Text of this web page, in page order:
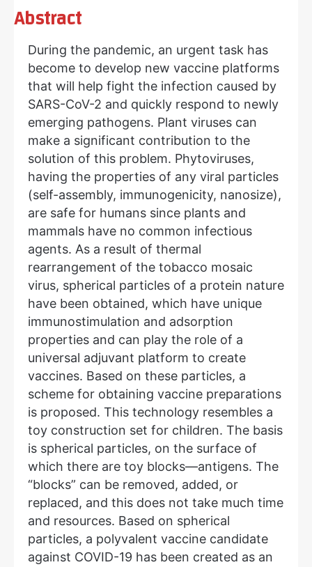
Abstract
During the pandemic, an urgent task has
become to develop new vaccine platforms
that will help fight the infection caused by
SARS-CoV-2 and quickly respond to newly
emerging pathogens. Plant viruses can
make a significant contribution to the
solution of this problem. Phytoviruses,
having the properties of any viral particles
(self-assembly, immunogenicity, nanosize),
are safe for humans since plants and
mammals have no common infectious
agents. As a result of thermal
rearrangement of the tobacco mosaic
virus, spherical particles of a protein nature
have been obtained, which have unique
immunostimulation and adsorption
properties and can play the role of a
universal adjuvant platform to create
vaccines. Based on these particles, a
scheme for obtaining vaccine preparations
is proposed. This technology resembles a
toy construction set for children. The basis
is spherical particles, on the surface of
which there are toy blocks—antigens. The
“blocks” can be removed, added, or
replaced, and this does not take much time
and resources. Based on spherical
particles, a polyvalent vaccine candidate
against COVID-19 has been created as an